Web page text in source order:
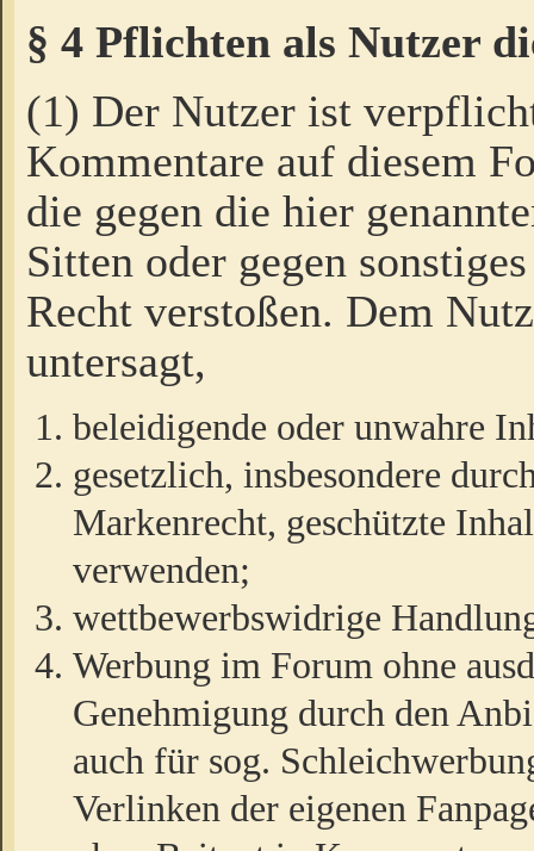
§ 4 Pflichten als Nutzer
(1) Der Nutzer ist
Kommentare auf diesem
die gegen die hier
Sitten oder gegen
Recht verstoßen. Dem
untersagt,
beleidigende oder unwahre
gesetzlich, insbesondere
Markenrecht, geschützte
verwenden;
wettbewerbswidrige
Werbung im Forum ohne
Genehmigung durch den
auch für sog.
Verlinken der eigenen